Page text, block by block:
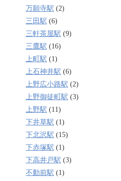
万願寺駅 (2)
三田駅 (6)
三軒茶屋駅 (9)
三鷹駅 (16)
上町駅 (1)
上石神井駅 (6)
上野広小路駅 (2)
上野御徒町駅 (3)
上野駅 (11)
下井草駅 (1)
下北沢駅 (15)
下赤塚駅 (1)
下高井戸駅 (3)
不動前駅 (1)